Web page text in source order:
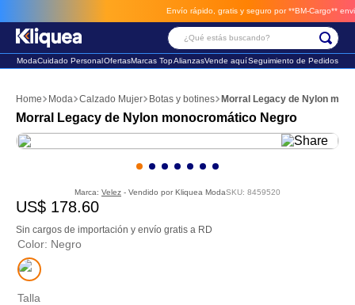
Envío rápido, gratis y seguro por **BM-Cargo** envios a través de BM-
¿Qué estás buscando?
ModaCuidado PersonalOfertasMarcas TopAlianzasVende aquíSeguimiento de Pedidos
Moda Calzado Mujer Botas y botines Morral Legacy de Nylon
Morral Legacy de Nylon monocromático Negro
Marca: Velez - Vendido por Kliquea ModaSKU: 8459520
US$ 178.60
Sin cargos de importación y envío gratis a RD
Color: Negro
Talla
2. sandalia